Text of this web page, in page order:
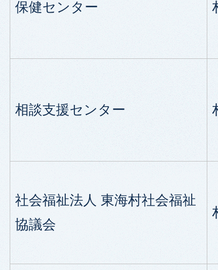
保健センター
相談支援センター
社会福祉法人 東海村社会福祉
協議会